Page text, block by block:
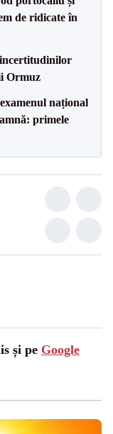
de ridicate în
incertitudinilor
Ormuz
național
primele
și pe Google